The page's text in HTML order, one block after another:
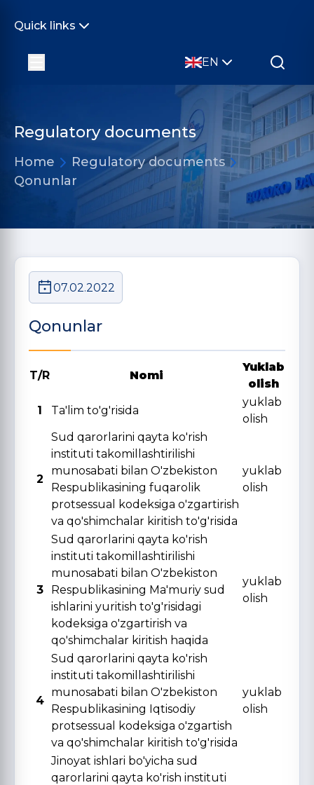
Quick links
EN
Regulatory documents
Home
Regulatory documents
Qonunlar
07.02.2022
Qonunlar
T/R Nomi
Yuklab
olish
1
Ta'lim to'g'risida
yuklab
olish
2
Sud qarorlarini qayta ko'rish
instituti takomillashtirilishi
munosabati bilan O'zbekiston
Respublikasining fuqarolik
protsessual kodeksiga o'zgartirish
va qo'shimchalar kiritish to'g'risida
yuklab
olish
3
Sud qarorlarini qayta ko'rish
instituti takomillashtirilishi
munosabati bilan O'zbekiston
Respublikasining Ma'muriy sud
ishlarini yuritish to'g'risidagi
kodeksiga o'zgartirish va
qo'shimchalar kiritish haqida
yuklab
olish
4
Sud qarorlarini qayta ko'rish
instituti takomillashtirilishi
munosabati bilan O'zbekiston
Respublikasining Iqtisodiy
protsessual kodeksiga o'zgartish
va qo'shimchalar kiritish to'g'risida
yuklab
olish
Jinoyat ishlari bo'yicha sud
qarorlarini qayta ko'rish instituti